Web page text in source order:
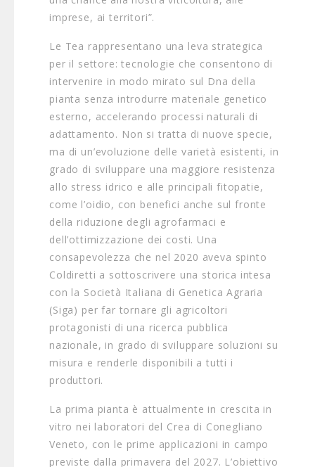
imprese, ai territori”.
Le Tea rappresentano una leva strategica
per il settore: tecnologie che consentono di
intervenire in modo mirato sul Dna della
pianta senza introdurre materiale genetico
esterno, accelerando processi naturali di
adattamento. Non si tratta di nuove specie,
ma di un’evoluzione delle varietà esistenti, in
grado di sviluppare una maggiore resistenza
allo stress idrico e alle principali fitopatie,
come l’oidio, con benefici anche sul fronte
della riduzione degli agrofarmaci e
dell’ottimizzazione dei costi. Una
consapevolezza che nel 2020 aveva spinto
Coldiretti a sottoscrivere una storica intesa
con la Società Italiana di Genetica Agraria
(Siga) per far tornare gli agricoltori
protagonisti di una ricerca pubblica
nazionale, in grado di sviluppare soluzioni su
misura e renderle disponibili a tutti i
produttori.
La prima pianta è attualmente in crescita in
vitro nei laboratori del Crea di Conegliano
Veneto, con le prime applicazioni in campo
previste dalla primavera del 2027. L’obiettivo